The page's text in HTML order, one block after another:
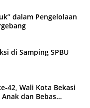
dalam Pengelolaan
di Samping SPBU
42, Wali Kota Bekasi
dan Bebas